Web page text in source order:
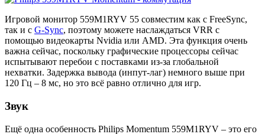
Игровой монитор 559M1RYV 55 совместим как с FreeSync,
так и с G-Sync, поэтому можете наслаждаться VRR с
помощью видеокарты Nvidia или AMD. Эта функция очень
важна сейчас, поскольку графические процессоры сейчас
испытывают перебои с поставками из-за глобальной
нехватки. Задержка вывода (инпут-лаг) немного выше при
120 Гц – 8 мс, но это всё равно отлично для игр.
Звук
Ещё одна особенность Philips Momentum 559M1RYV – это его